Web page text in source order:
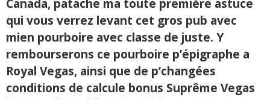
qui vous verrez levant cet gros pub avec
mien pourboire avec classe de juste. Y
rembourserons ce pourboire p’épigraphe a
Royal Vegas, ainsi que de p’changées
conditions de calcule bonus Suprême Vegas